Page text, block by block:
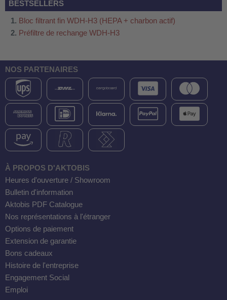
988b
C03
AP1101
H3
BESTSELLERS
Bloc filtrant fin WDH-H3 (HEPA + charbon actif)
Préfiltre de rechange WDH-H3
NOS PARTENAIRES
À PROPOS D'AKTOBIS
Heures d'ouverture / Showroom
Bulletin d'information
Aktobis PDF Catalogue
Nos représentations à l'étranger
Options de paiement
Extension de garantie
Bons cadeaux
Histoire de l'entreprise
Engagement Social
Emploi